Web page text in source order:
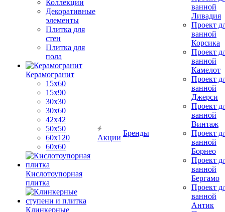
Коллекции
Декоративные
элементы
Плитка для
стен
Плитка для
пола
Керамогранит
15х60
15x90
30х30
30х60
42х42
50х50
60х120
60х60
Кислотоупорная
плитка
Клинкерные
Акции
Бренды
ванной
Ливадия
Проект
ванной
Корсика
Проект
ванной
Камелот
Проект
ванной
Джерси
Проект
ванной
Винтаж
Проект
ванной
Борнео
Проект
ванной
Бергамо
Проект
ванной
Антик